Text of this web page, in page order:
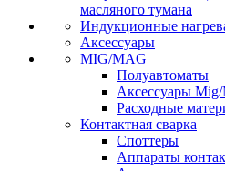
масляного тумана
Индукционные
Аксессуары
MIG/MAG
Полуавтоматы
Аксессуары
Расходные
Контактная сварка
Споттеры
Аппараты